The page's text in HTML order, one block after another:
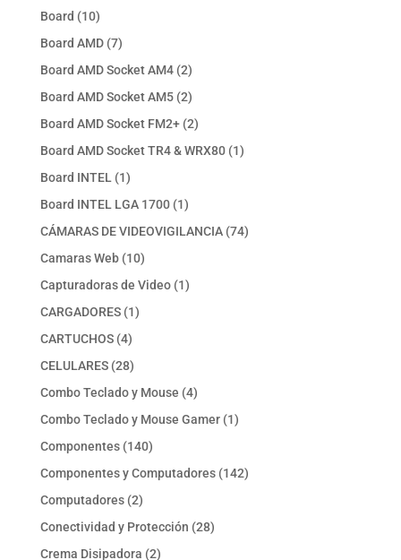
producto
Board 1010
productos
Board AMD 77
productos
Board AMD Socket AM4 22
productos
Board AMD Socket AM5 22
productos
Board AMD Socket FM2+ 22
productos
Board AMD Socket TR4 & WRX80 11
Board INTEL 11
producto
Board INTEL LGA 1700 11
producto
CÁMARAS DE VIDEOVIGILANCIA 7474
Camaras Web 1010
productos
Capturadoras de Video 11
CARGADORES 11
CARTUCHOS 44
productos
CELULARES 2828
productos
Combo Teclado y Mouse 44
productos
Combo Teclado y Mouse Gamer 11
Componentes 140140
productos
Componentes y Computadores 142142
Computadores 22
productos
Conectividad y Protección 2828
Crema Disipadora 22